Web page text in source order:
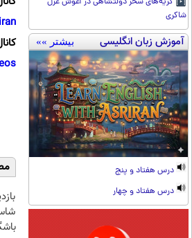
شاکری
آموزش زبان انگلیسی بیشتر »»
درس هفتاد و پنج
درس هفتاد و چهار